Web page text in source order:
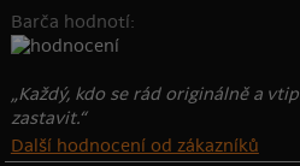
Barča hodnotí:
„Každý, kdo se rád originálně a
zastavit.“
Další hodnocení od zákazníků